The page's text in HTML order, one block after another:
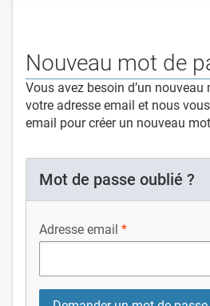
Nouveau mot de
Vous avez besoin d’un nouveau
votre adresse email et nous
email pour créer un nouveau
Mot de passe oublié ?
Adresse email